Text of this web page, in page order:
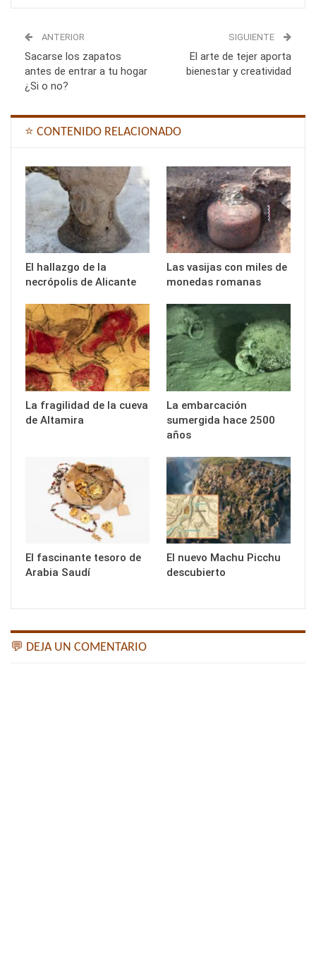
ANTERIOR
Sacarse los zapatos
antes de entrar a tu hogar
¿Si o no?
SIGUIENTE
El arte de tejer aporta
bienestar y creatividad
⭐ CONTENIDO RELACIONADO
El hallazgo de la
necrópolis de Alicante
Las vasijas con miles de
monedas romanas
La fragilidad de la cueva
de Altamira
La embarcación
sumergida hace 2500
años
El fascinante tesoro de
Arabia Saudí
El nuevo Machu Picchu
descubierto
💬 DEJA UN COMENTARIO